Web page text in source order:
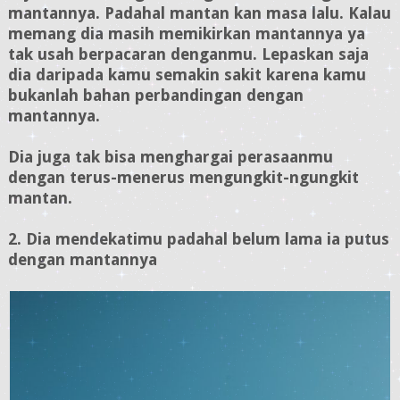
mantannya. Padahal mantan kan masa lalu. Kalau
memang dia masih memikirkan mantannya ya
tak usah berpacaran denganmu. Lepaskan saja
dia daripada kamu semakin sakit karena kamu
bukanlah bahan perbandingan dengan
mantannya.
Dia juga tak bisa menghargai perasaanmu
dengan terus-menerus mengungkit-ngungkit
mantan.
2. Dia mendekatimu padahal belum lama ia putus
dengan mantannya